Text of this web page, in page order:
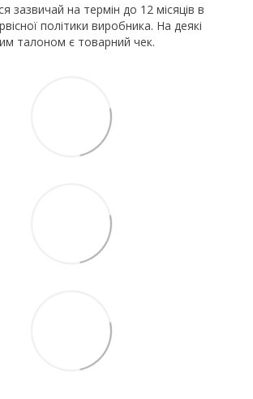
зазвичай на термін до 12 місяців в
політики виробника. На деякі
талоном є товарний чек.